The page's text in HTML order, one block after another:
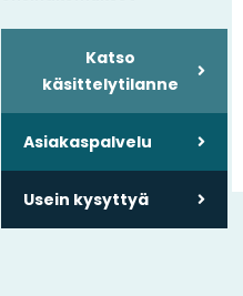
Katso
käsittelytilanne
Asiakaspalvelu
Usein kysyttyä